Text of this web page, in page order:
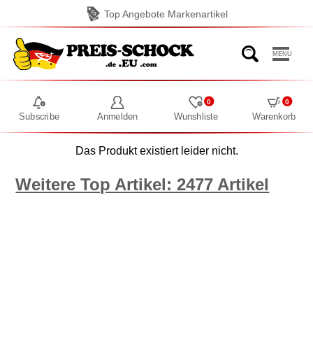
Top Angebote Markenartikel
MENU
Subscribe Anmelden Wunshliste
0
Warenkorb
0
Das Produkt existiert leider nicht.
Weitere Top Artikel: 2477 Artikel